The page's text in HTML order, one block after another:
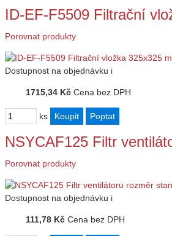
ID-EF-F5509 Filtrační
Porovnat produkty
Dostupnost na objednávku i
1715,34 Kč Cena bez DPH
ks
NSYCAF125 Filtr
Porovnat produkty
Dostupnost na objednávku i
111,78 Kč Cena bez DPH